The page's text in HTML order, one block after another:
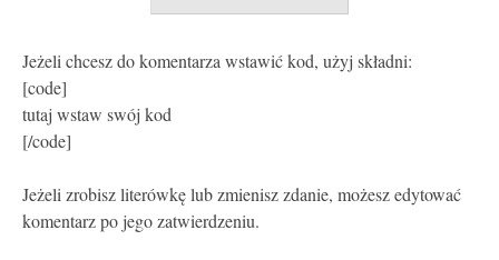
Jeżeli chcesz do komentarza wstawić kod, użyj składni:
[code]
tutaj wstaw swój kod
[/code]
Jeżeli zrobisz literówkę lub zmienisz zdanie, możesz edytować
komentarz po jego zatwierdzeniu.